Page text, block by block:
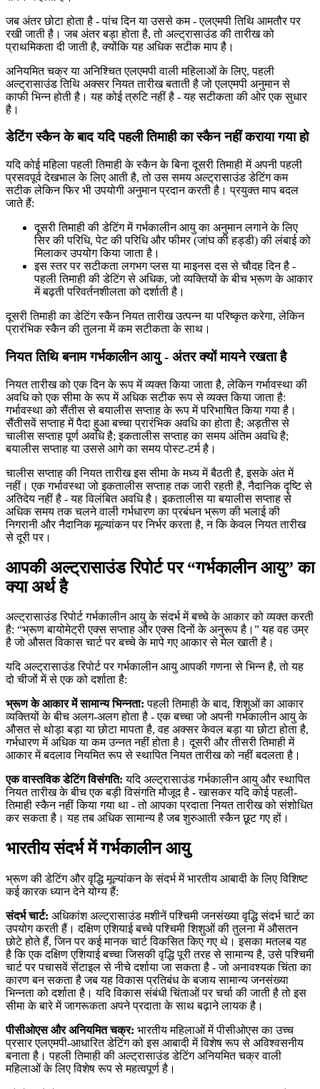
जब अंतर छोटा होता है - पांच दिन या उससे कम - एलएमपी तिथि आमतौर पर
रखी जाती है। जब अंतर बड़ा होता है, तो अल्ट्रासाउंड की तारीख को
प्राथमिकता दी जाती है, क्योंकि यह अधिक सटीक माप है।
अनियमित चक्र या अनिश्चित एलएमपी वाली महिलाओं के लिए, पहली
अल्ट्रासाउंड तिथि अक्सर नियत तारीख बताती है जो एलएमपी अनुमान से
काफी भिन्न होती है। यह कोई त्रुटि नहीं है - यह सटीकता की ओर एक सुधार
है।
डेटिंग स्कैन के बाद यदि पहली तिमाही का स्कैन नहीं कराया गया हो
यदि कोई महिला पहली तिमाही के स्कैन के बिना दूसरी तिमाही में अपनी पहली
प्रसवपूर्व देखभाल के लिए आती है, तो उस समय अल्ट्रासाउंड डेटिंग कम
सटीक लेकिन फिर भी उपयोगी अनुमान प्रदान करती है। प्रयुक्त माप बदल
जाते हैं:
दूसरी तिमाही की डेटिंग में गर्भकालीन आयु का अनुमान लगाने के लिए
सिर की परिधि, पेट की परिधि और फीमर (जांघ की हड्डी) की लंबाई को
मिलाकर उपयोग किया जाता है।
इस स्तर पर सटीकता लगभग प्लस या माइनस दस से चौदह दिन है -
पहली तिमाही की डेटिंग से अधिक, जो व्यक्तियों के बीच भ्रूण के आकार
में बढ़ती परिवर्तनशीलता को दर्शाती है।
दूसरी तिमाही का डेटिंग स्कैन नियत तारीख उत्पन्न या परिष्कृत करेगा, लेकिन
प्रारंभिक स्कैन की तुलना में कम सटीकता के साथ।
नियत तिथि बनाम गर्भकालीन आयु - अंतर क्यों मायने रखता है
नियत तारीख को एक दिन के रूप में व्यक्त किया जाता है, लेकिन गर्भावस्था की
अवधि को एक सीमा के रूप में अधिक सटीक रूप से व्यक्त किया जाता है:
गर्भावस्था को सैंतीस से बयालीस सप्ताह के रूप में परिभाषित किया गया है।
सैंतीसवें सप्ताह में पैदा हुआ बच्चा प्रारंभिक अवधि का होता है; अड़तीस से
चालीस सप्ताह पूर्ण अवधि है; इकतालीस सप्ताह का समय अंतिम अवधि है;
बयालीस सप्ताह या उससे आगे का समय पोस्ट-टर्म है।
चालीस सप्ताह की नियत तारीख इस सीमा के मध्य में बैठती है, इसके अंत में
नहीं। एक गर्भावस्था जो इकतालीस सप्ताह तक जारी रहती है, नैदानिक ​​दृष्टि से
अतिदेय नहीं है - यह विलंबित अवधि है। इकतालीस या बयालीस सप्ताह से
अधिक समय तक चलने वाली गर्भधारण का प्रबंधन भ्रूण की भलाई की
निगरानी और नैदानिक ​​​​मूल्यांकन पर निर्भर करता है, न कि केवल नियत तारीख
से दूरी पर।
आपकी अल्ट्रासाउंड रिपोर्ट पर “गर्भकालीन आयु” का
क्या अर्थ है
अल्ट्रासाउंड रिपोर्ट गर्भकालीन आयु के संदर्भ में बच्चे के आकार को व्यक्त करती
है: “भ्रूण बायोमेट्री एक्स सप्ताह और एक्स दिनों के अनुरूप है।” यह वह उम्र
है जो औसत विकास चार्ट पर बच्चे के मापे गए आकार से मेल खाती है।
यदि अल्ट्रासाउंड रिपोर्ट पर गर्भकालीन आयु आपकी गणना से भिन्न है, तो यह
दो चीजों में से एक को दर्शाता है:
भ्रूण के आकार में सामान्य भिन्नता: पहली तिमाही के बाद, शिशुओं का आकार
व्यक्तियों के बीच अलग-अलग होता है - एक बच्चा जो अपनी गर्भकालीन आयु के
औसत से थोड़ा बड़ा या छोटा मापता है, वह अक्सर केवल बड़ा या छोटा होता है,
गर्भधारण में अधिक या कम उन्नत नहीं होता है। दूसरी और तीसरी तिमाही में
आकार में बदलाव नियमित रूप से स्थापित नियत तारीख को नहीं बदलता है।
एक वास्तविक डेटिंग विसंगति: यदि अल्ट्रासाउंड गर्भकालीन आयु और स्थापित
नियत तारीख के बीच एक बड़ी विसंगति मौजूद है - खासकर यदि कोई पहली-
तिमाही स्कैन नहीं किया गया था - तो आपका प्रदाता नियत तारीख को संशोधित
कर सकता है। यह तब अधिक सामान्य है जब शुरुआती स्कैन छूट गए हों।
भारतीय संदर्भ में गर्भकालीन आयु
भ्रूण की डेटिंग और वृद्धि मूल्यांकन के संदर्भ में भारतीय आबादी के लिए विशिष्ट
कई कारक ध्यान देने योग्य हैं:
संदर्भ चार्ट: अधिकांश अल्ट्रासाउंड मशीनें पश्चिमी जनसंख्या वृद्धि संदर्भ चार्ट का
उपयोग करती हैं। दक्षिण एशियाई बच्चे पश्चिमी शिशुओं की तुलना में औसतन
छोटे होते हैं, जिन पर कई मानक चार्ट विकसित किए गए थे। इसका मतलब यह
है कि एक दक्षिण एशियाई बच्चा जिसकी वृद्धि पूरी तरह से सामान्य है, उसे पश्चिमी
चार्ट पर पचासवें सेंटाइल से नीचे दर्शाया जा सकता है - जो अनावश्यक चिंता का
कारण बन सकता है जब यह विकास प्रतिबंध के बजाय सामान्य जनसंख्या
भिन्नता को दर्शाता है। यदि विकास संबंधी चिंताओं पर चर्चा की जाती है तो इस
सीमा के बारे में जागरूकता अपने प्रदाता के साथ बढ़ाने लायक है।
पीसीओएस और अनियमित चक्र: भारतीय महिलाओं में पीसीओएस का उच्च
प्रसार एलएमपी-आधारित डेटिंग को इस आबादी में विशेष रूप से अविश्वसनीय
बनाता है। पहली तिमाही की अल्ट्रासाउंड डेटिंग अनियमित चक्र वाली
महिलाओं के लिए विशेष रूप से महत्वपूर्ण है।